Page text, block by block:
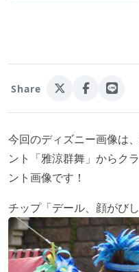
Share
今回のディズニー画像は
ント「雅涼群舞」からク
ント画像です！
チップ「デール、顔がび